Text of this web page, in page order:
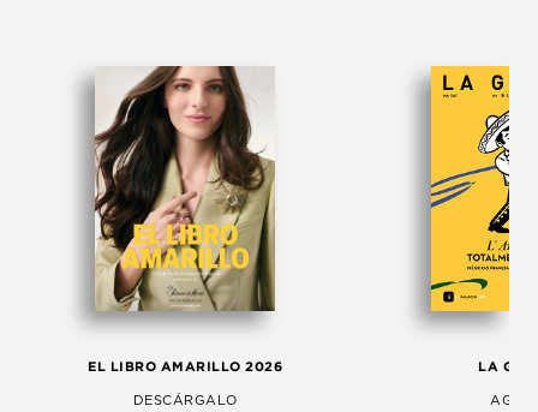
EL LIBRO AMARILLO 2026
DESCÁRGALO
LA